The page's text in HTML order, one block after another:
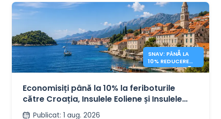
SNAV: PÂNĂ LA
10% REDUCERE
PENTRU CROAȚIA
Economisiți până la 10% la feriboturile
către Croația, Insulele Eoliene și Insulele
Pontine cu SNAV
Publicat: 1 aug. 2026